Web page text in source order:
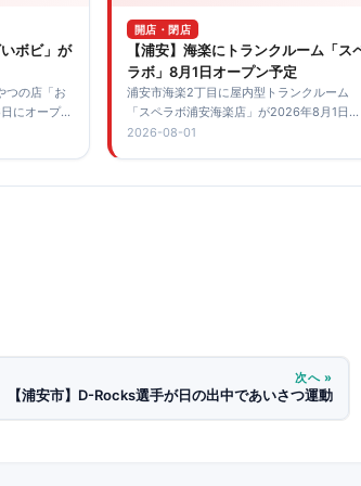
ボビ」が
つの店「お
にオープン
ンバーグや
開店・閉店
【浦安】海楽にトランクルーム「ス
ラボ」8月1日オープン予定
浦安市海楽2丁目に屋内型トランクルーム
「スペラボ浦安海楽店」が2026年8月1日オ
ープン予定。浦安駅徒歩15分の収納サービ
2026-08-01
次へ »
【浦安市】D-Rocks選手が日の出中であいさつ運動